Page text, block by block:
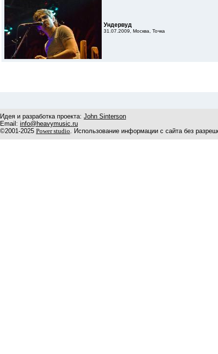
Ундервуд
31.07.2009, Москва, Точка
Идея и разработка проекта: John Sinterson
Email: info@heavymusic.ru
©2001-2025 Power studio. Использование информации с сайта без